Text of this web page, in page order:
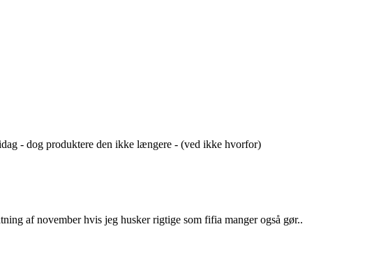
- dog produktere den ikke længere - (ved ikke hvorfor)
af november hvis jeg husker rigtige som fifia manger også gør..